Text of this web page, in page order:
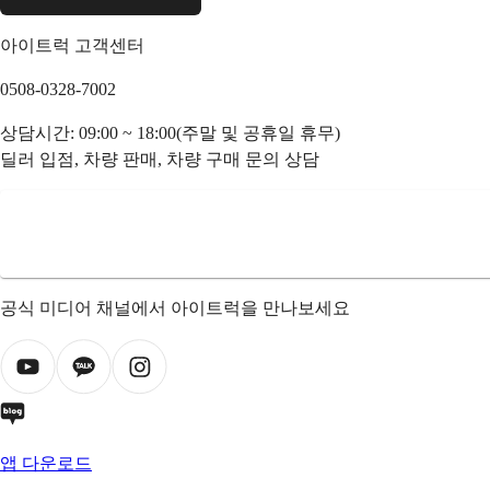
아이트럭 고객센터
0508-0328-7002
상담시간: 09:00 ~ 18:00(주말 및 공휴일 휴무)
딜러 입점, 차량 판매, 차량 구매 문의 상담
공식 미디어 채널에서 아이트럭을 만나보세요
앱 다운로드